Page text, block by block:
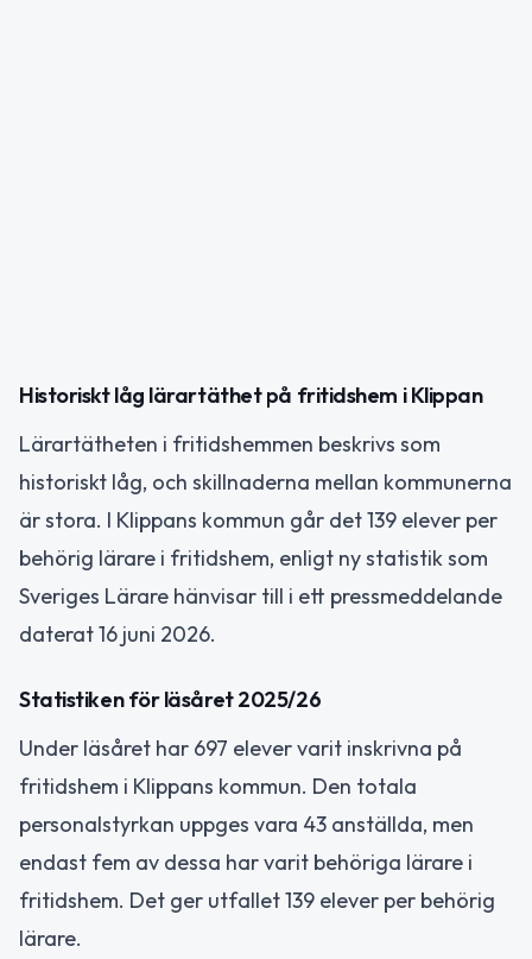
Historiskt låg lärartäthet på fritidshem i Klippan
Lärartätheten i fritidshemmen beskrivs som
historiskt låg, och skillnaderna mellan kommunerna
är stora. I Klippans kommun går det 139 elever per
behörig lärare i fritidshem, enligt ny statistik som
Sveriges Lärare hänvisar till i ett pressmeddelande
daterat 16 juni 2026.
Statistiken för läsåret 2025/26
Under läsåret har 697 elever varit inskrivna på
fritidshem i Klippans kommun. Den totala
personalstyrkan uppges vara 43 anställda, men
endast fem av dessa har varit behöriga lärare i
fritidshem. Det ger utfallet 139 elever per behörig
lärare.